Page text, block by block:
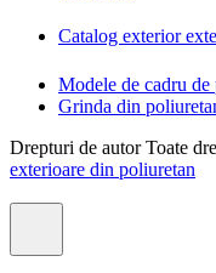
Catalog exterior
Modele de cadru de
Grinda din
Drepturi de autor Toate
exterioare din poliuretan